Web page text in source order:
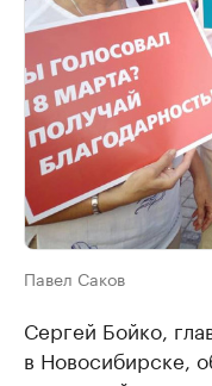
Павел Саков
Сергей Бойко,
в Новосибирске,